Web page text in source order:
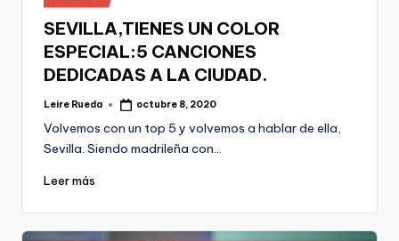
en
SEVILLA,TIENES UN COLOR
ESPECIAL:5 CANCIONES
DEDICADAS A LA CIUDAD.
Publicado
Leire Rueda octubre 8, 2020
Volvemos con un top 5 y volvemos a hablar de ella,
Sevilla. Siendo madrileña con…
Leer más